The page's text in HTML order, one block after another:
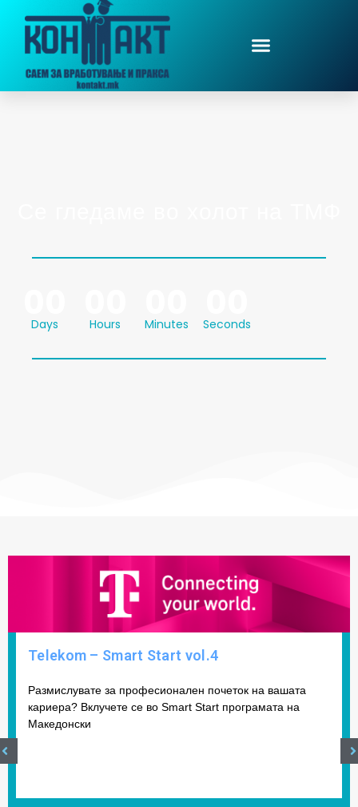
Days Hours Minutes Seconds
Telekom – Smart Start vol.4
Размислувате за професионален почеток на вашата
кариера? Вклучете се во Smart Start програмата на
Македонски